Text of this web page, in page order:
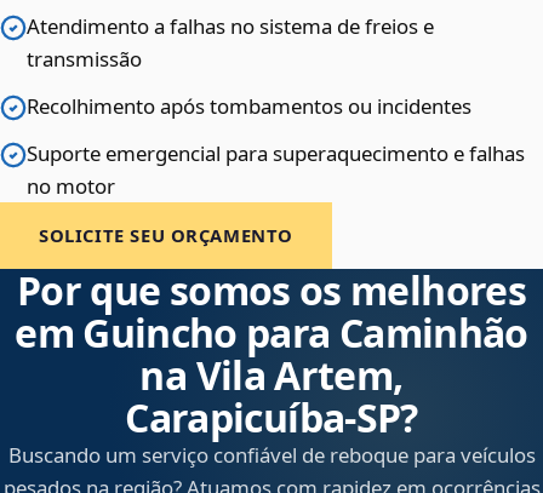
Atendimento a falhas no sistema de freios e
transmissão
Recolhimento após tombamentos ou incidentes
Suporte emergencial para superaquecimento e falhas
no motor
SOLICITE SEU ORÇAMENTO
Por que somos os melhores
em Guincho para Caminhão
na Vila Artem,
Carapicuíba‑SP?
Buscando um serviço confiável de reboque para veículos